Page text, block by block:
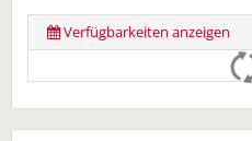
Verfügbarkeiten anzeigen